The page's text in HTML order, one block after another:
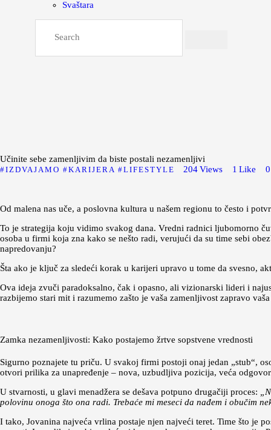
Svaštara
Učinite sebe zamenljivim da biste postali nezamenljivi
IZDVAJAMO KARIJERA LIFESTYLE 204 Views 1 Like 0
Od malena nas uče, a poslovna kultura u našem regionu to često i
To je strategija koju vidimo svakog dana. Vredni radnici ljubomorno
osoba u firmi koja zna kako se nešto radi, verujući da su time sebi
napredovanju?
Šta ako je ključ za sledeći korak u karijeri upravo u tome da svesno,
Ova ideja zvuči paradoksalno, čak i opasno, ali vizionarski lideri i
razbijemo stari mit i razumemo zašto je vaša zamenljivost zapravo
Zamka nezamenljivosti: Kako postajemo žrtve sopstvene vrednosti
Sigurno poznajete tu priču. U svakoj firmi postoji onaj jedan „stub“,
otvori prilika za unapređenje – nova, uzbudljiva pozicija, veća
U stvarnosti, u glavi menadžera se dešava potpuno drugačiji proces:
polovinu onoga što ona radi. Trebaće mi meseci da nađem i obučim
I tako, Jovanina najveća vrlina postaje njen najveći teret. Time što je